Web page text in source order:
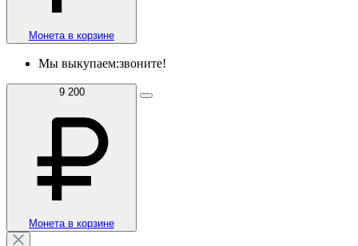
Монета в корзине
Мы выкупаем:звоните!
9 200
Монета в корзине